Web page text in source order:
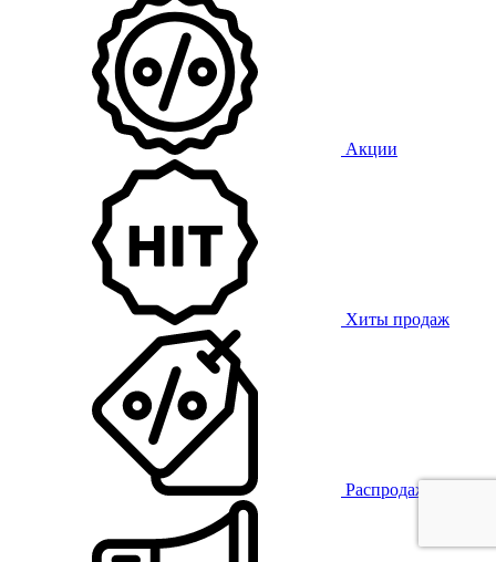
Акции
Хиты продаж
Распродажа